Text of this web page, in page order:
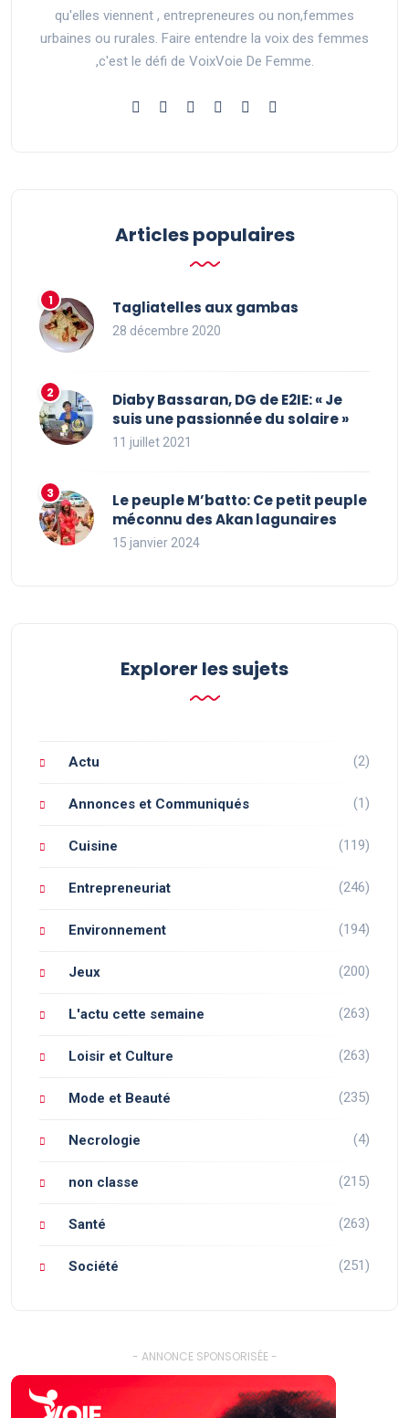
qu'elles viennent , entrepreneures ou non,femmes
urbaines ou rurales. Faire entendre la voix des femmes
,c'est le défi de VoixVoie De Femme.
Articles populaires
Tagliatelles aux gambas
28 décembre 2020
Diaby Bassaran, DG de E2IE: « Je
suis une passionnée du solaire »
11 juillet 2021
Le peuple M’batto: Ce petit peuple
méconnu des Akan lagunaires
15 janvier 2024
Explorer les sujets
Actu (2)
Annonces et Communiqués (1)
Cuisine (119)
Entrepreneuriat (246)
Environnement (194)
Jeux (200)
L'actu cette semaine (263)
Loisir et Culture (263)
Mode et Beauté (235)
Necrologie (4)
non classe (215)
Santé (263)
Société (251)
- ANNONCE SPONSORISÉE -